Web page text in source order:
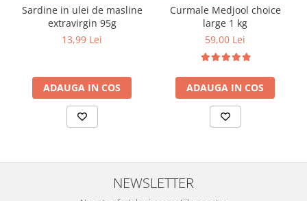
Sardine in ulei de masline
extravirgin 95g
13,99 Lei
ADAUGA IN COS
Curmale Medjool choice
large 1 kg
59,00 Lei
ADAUGA IN COS
NEWSLETTER